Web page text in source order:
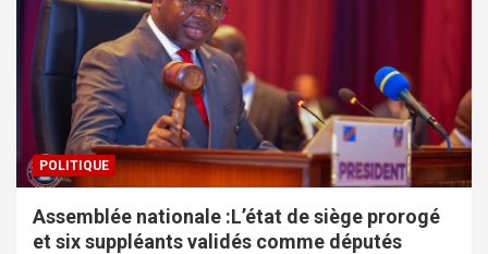
POLITIQUE
Assemblée nationale :L’état de siège prorogé
et six suppléants validés comme députés